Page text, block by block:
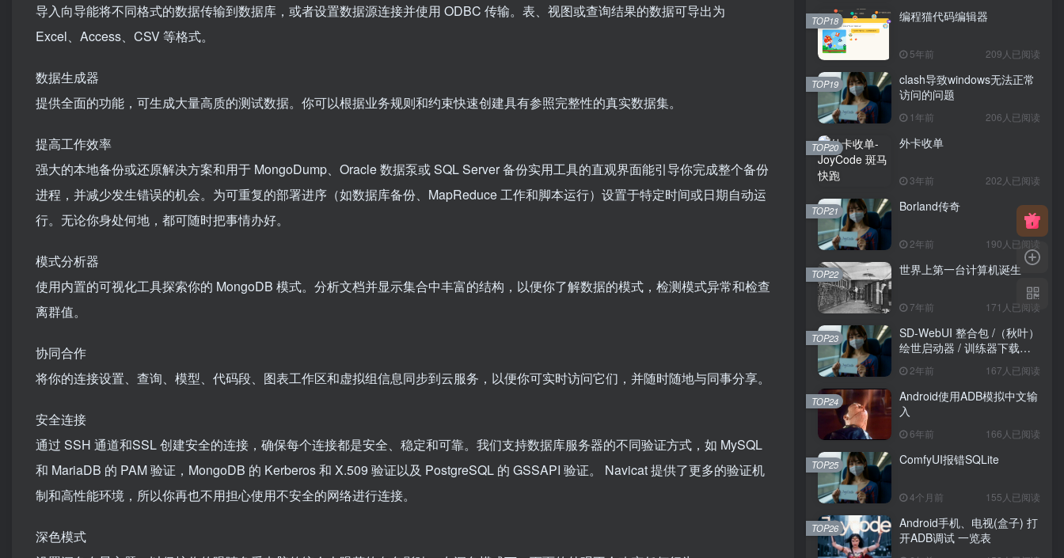
导入向导能将不同格式的数据传输到数据库，或者设置数据源连接并使用 ODBC 传输。表、视图或查询结果的数据可导出为
Excel、Access、CSV 等格式。
数据生成器
提供全面的功能，可生成大量高质的测试数据。你可以根据业务规则和约束快速创建具有参照完整性的真实数据集。
提高工作效率
强大的本地备份或还原解决方案和用于 MongoDump、Oracle 数据泵或 SQL Server 备份实用工具的直观界面能引导你完成整个备份
进程，并减少发生错误的机会。为可重复的部署进序（如数据库备份、MapReduce 工作和脚本运行）设置于特定时间或日期自动运
行。无论你身处何地，都可随时把事情办好。
模式分析器
使用内置的可视化工具探索你的 MongoDB 模式。分析文档并显示集合中丰富的结构，以便你了解数据的模式，检测模式异常和检查
离群值。
协同合作
将你的连接设置、查询、模型、代码段、图表工作区和虚拟组信息同步到云服务，以便你可实时访问它们，并随时随地与同事分享。
安全连接
通过 SSH 通道和SSL 创建安全的连接，确保每个连接都是安全、稳定和可靠。我们支持数据库服务器的不同验证方式，如 MySQL
和 MariaDB 的 PAM 验证，MongoDB 的 Kerberos 和 X.509 验证以及 PostgreSQL 的 GSSAPI 验证。 Navicat 提供了更多的验证机
制和高性能环境，所以你再也不用担心使用不安全的网络进行连接。
深色模式
编程猫代码编辑器
5年前 209人已阅读
TOP18
clash导致windows无法正常
访问的问题
1年前 206人已阅读
TOP19
外卡收单
3年前 202人已阅读
TOP20
Borland传奇
2年前 190人已阅读
TOP21
世界上第一台计算机诞生
7年前 171人已阅读
TOP22
SD-WebUI 整合包 /（秋叶）
绘世启动器 / 训练器下载导
2年前 167人已阅读
TOP23
Android使用ADB模拟中文输
入
6年前 166人已阅读
TOP24
ComfyUI报错SQLite
4个月前 155人已阅读
TOP25
Android手机、电视(盒子) 打
开ADB调试 一览表
TOP26